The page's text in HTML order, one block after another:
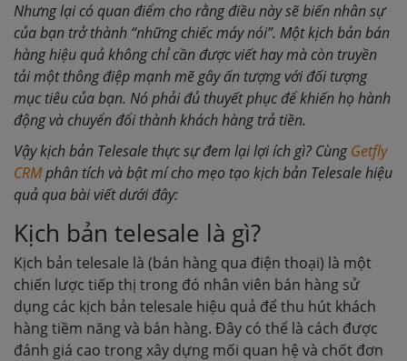
Nhưng lại có quan điểm cho rằng điều này sẽ biến nhân sự
của bạn trở thành “những chiếc máy nói”. Một kịch bản bán
hàng hiệu quả không chỉ cần được viết hay mà còn truyền
tải một thông điệp mạnh mẽ gây ấn tượng với đối tượng
mục tiêu của bạn. Nó phải đủ thuyết phục để khiến họ hành
động và chuyển đổi thành khách hàng trả tiền.
Vậy kịch bản Telesale thực sự đem lại lợi ích gì? CùngGetfly
CRMphân tích và bật mí cho mẹo tạo kịch bản Telesale hiệu
quả quabài viết dưới đây:
Kịch bản telesale là gì?
Kịch bản telesale là (bán hàng qua điện thoại) là một
chiến lược tiếp thị trong đó nhân viên bán hàng sử
dụng các kịch bản telesale hiệu quả để thu hút khách
hàng tiềm năng và bán hàng. Đây có thể là cách được
đánh giá cao trong xây dựng mối quan hệ và chốt đơn